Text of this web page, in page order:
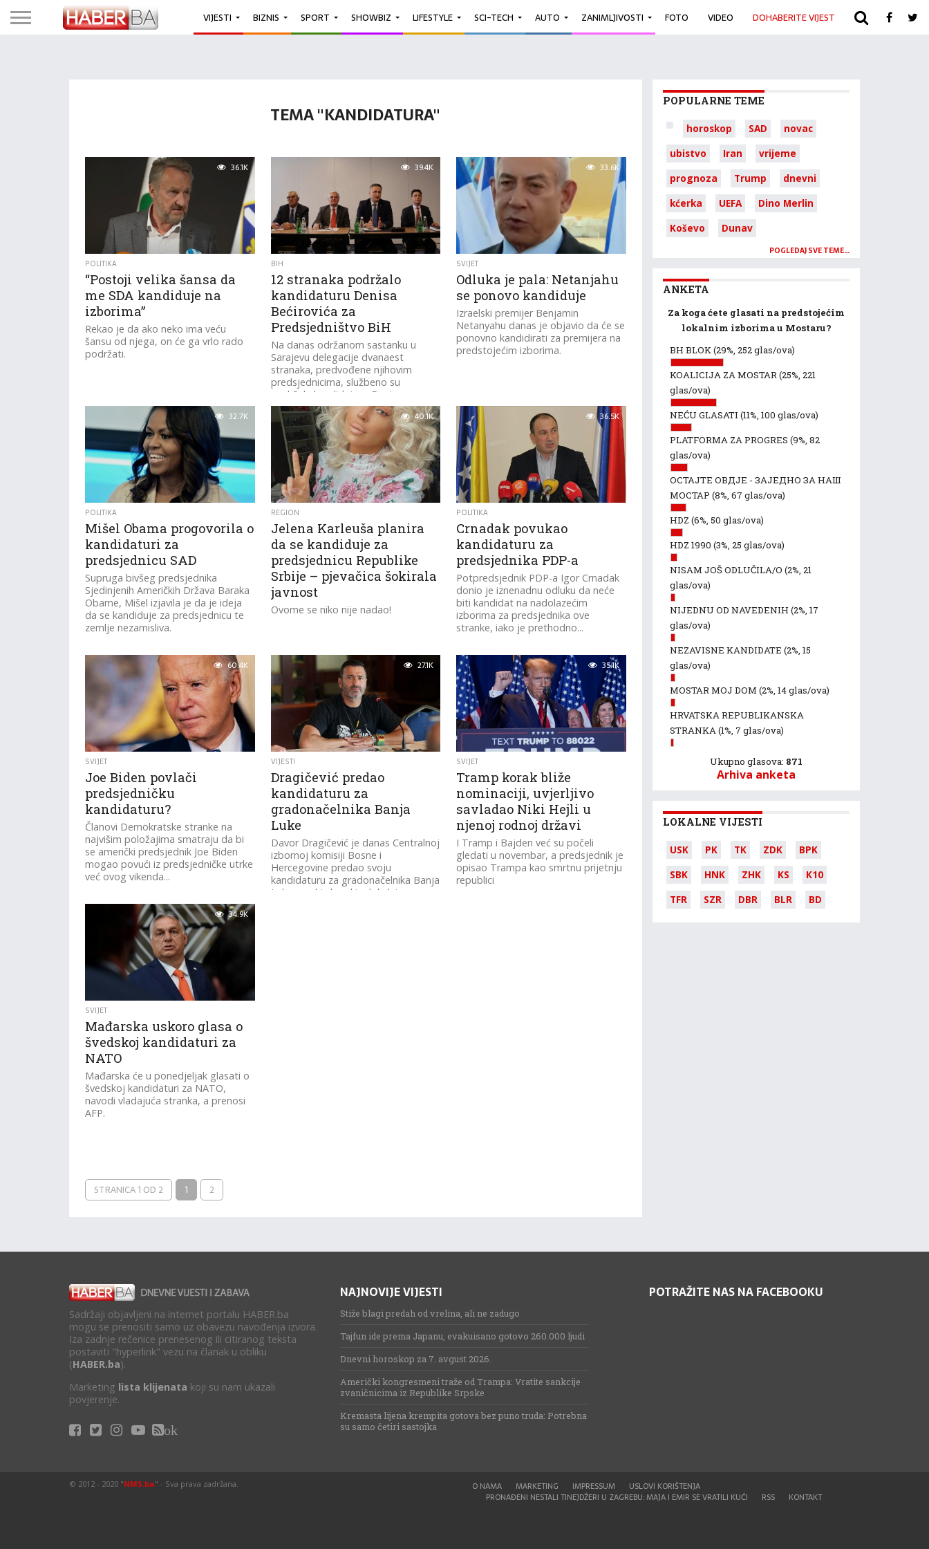
VIJESTI BIZNIS SPORT SHOWBIZ LIFESTYLE SCI-TECH AUTO ZANIMLJIVOSTI FOTO VIDEO DOHABERITE VIJEST ARHIVA
TEMA "KANDIDATURA"
36.1K
POLITIKA
“Postoji velika šansa da
me SDA kandiduje na
izborima”
Rekao je da ako neko ima veću
šansu od njega, on će ga vrlo rado
podržati.
39.4K
BIH
12 stranaka podržalo
kandidaturu Denisa
Bećirovića za
Predsjedništvo BiH
Na danas održanom sastanku u
Sarajevu delegacije dvanaest
stranaka, predvođene njihovim
predsjednicima, službeno su
podržale kandidaturu Denisa
Bećirovića za člana Predsjedništva
BiH.
33.6K
SVIJET
Odluka je pala: Netanjahu
se ponovo kandiduje
Izraelski premijer Benjamin
Netanyahu danas je objavio da će se
ponovno kandidirati za premijera na
predstojećim izborima.
32.7K
POLITIKA
Mišel Obama progovorila o
kandidaturi za
predsjednicu SAD
Supruga bivšeg predsjednika
Sjedinjenih Američkih Država Baraka
Obame, Mišel izjavila je da je ideja
da se kandiduje za predsjednicu te
zemlje nezamisliva.
40.1K
REGION
Jelena Karleuša planira
da se kandiduje za
predsjednicu Republike
Srbije – pjevačica šokirala
javnost
Ovome se niko nije nadao!
36.5K
POLITIKA
Crnadak povukao
kandidaturu za
predsjednika PDP-a
Potpredsjednik PDP-a Igor Crnadak
donio je iznenadnu odluku da neće
biti kandidat na nadolazećim
izborima za predsjednika ove
stranke, iako je prethodno...
60.4K
SVIJET
Joe Biden povlači
predsjedničku
kandidaturu?
Članovi Demokratske stranke na
najvišim položajima smatraju da bi
se američki predsjednik Joe Biden
mogao povući iz predsjedničke utrke
već ovog vikenda...
27.1K
VIJESTI
Dragičević predao
kandidaturu za
gradonačelnika Banja
Luke
Davor Dragičević je danas Centralnoj
izbornoj komisiji Bosne i
Hercegovine predao svoju
kandidaturu za gradonačelnika Banja
Luke na oktobarskim lokalnim
35.1K
SVIJET
Tramp korak bliže
nominaciji, uvjerljivo
savladao Niki Hejli u
njenoj rodnoj državi
I Tramp i Bajden već su počeli
gledati u novembar, a predsjednik je
opisao Trampa kao smrtnu prijetnju
republici
34.9K
SVIJET
Mađarska uskoro glasa o
švedskoj kandidaturi za
NATO
Mađarska će u ponedjeljak glasati o
švedskoj kandidaturi za NATO,
navodi vladajuća stranka, a prenosi
AFP.
STRANICA 1 OD 2 1 2
POPULARNE TEME
horoskop SAD
novac
ubistvo
Iran
vrijeme
prognoza
Trump
dnevni
kćerka
UEFA
Dino Merlin
Koševo
Dunav
POGLEDAJ SVE TEME…
ANKETA
Za koga ćete glasati na predstojećim
lokalnim izborima u Mostaru?
BH BLOK(29%, 252 glas/ova)
KOALICIJA ZA MOSTAR(25%, 221
glas/ova)
NEĆU GLASATI (11%, 100 glas/ova)
PLATFORMA ZA PROGRES (9%, 82
glas/ova)
ОСТАЈТЕ ОВДЈЕ - ЗАЈЕДНО ЗА НАШ
МОСТАР (8%, 67 glas/ova)
HDZ (6%, 50 glas/ova)
HDZ 1990 (3%, 25 glas/ova)
NISAM JOŠ ODLUČILA/O (2%, 21
glas/ova)
NIJEDNU OD NAVEDENIH (2%, 17
glas/ova)
NEZAVISNE KANDIDATE (2%, 15
glas/ova)
MOSTAR MOJ DOM (2%, 14 glas/ova)
HRVATSKA REPUBLIKANSKA
STRANKA(1%, 7 glas/ova)
Ukupno glasova: 871
Arhiva anketa
LOKALNE VIJESTI
USK PK TK ZDK
BPK
SBK
HNK ZHK KS
K10
TFR
SZR DBR BLR BD
Sadržaji objavljeni na internet portalu HABER.ba
mogu se prenositi samo uz obavezu navođenja izvora.
Iza zadnje rečenice prenesenog ili citiranog teksta
postaviti "hyperlink" vezu na članak u obliku
(HABER.ba).
Marketing lista klijenata koji su nam ukazali
povjerenje.
ok
NAJNOVIJE VIJESTI
Stiže blagi predah od vrelina, ali ne zadugo
Tajfun ide prema Japanu, evakuisano gotovo 260.000 ljudi
Dnevni horoskop za 7. avgust 2026.
Američki kongresmeni traže od Trampa: Vratite sankcije
zvaničnicima iz Republike Srpske
Kremasta lijena krempita gotova bez puno truda: Potrebna
su samo četiri sastojka
POTRAŽITE NAS NA FACEBOOKU
O NAMA MARKETING IMPRESSUM
USLOVI KORIŠTENJA
PRONAĐENI NESTALI TINEJDŽERI U ZAGREBU: MAJA I EMIR SE VRATILI KUĆI
RSS KONTAKT
© 2012 - 2020 "NMS.ba" - Sva prava zadržana.